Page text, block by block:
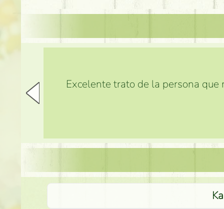
Excelente trato de la persona que